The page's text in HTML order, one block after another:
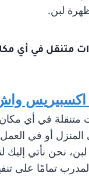
لبن.
متنقل في أي
متنقلة في أي
أو في
نحن نأتي إليك
تمامًا على